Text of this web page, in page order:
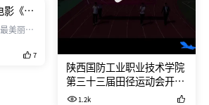
吸引
无人机
实现
陕西国防工业职业技术学院
第三十三届田径运动会开幕
式 1.2k
影《美
到这
美丽的
7